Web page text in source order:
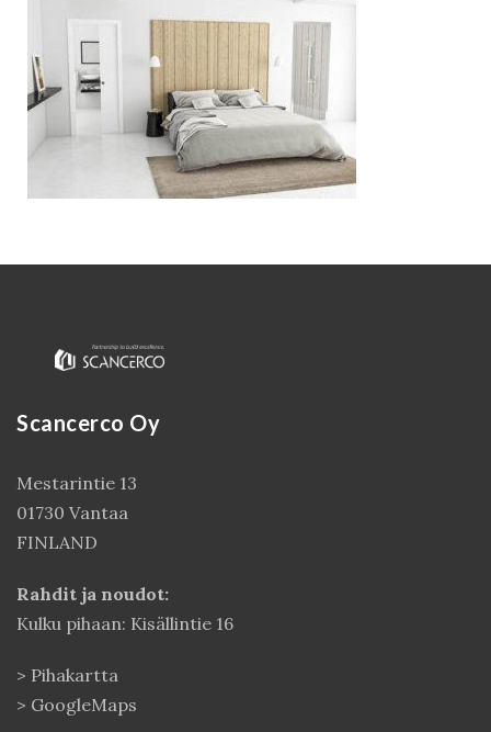
Scancerco Oy
Mestarintie 13
01730 Vantaa
FINLAND
Rahdit ja noudot:
Kulku pihaan: Kisällintie 16
> Pihakartta
> GoogleMaps